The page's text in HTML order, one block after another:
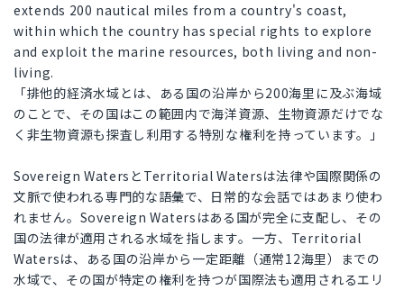
extends 200 nautical miles from a country's coast,
within which the country has special rights to explore
and exploit the marine resources, both living and non-
living.
「排他的経済水域とは、ある国の沿岸から200海里に及ぶ海域
のことで、その国はこの範囲内で海洋資源、生物資源だけでな
く非生物資源も探査し利用する特別な権利を持っています。」
Sovereign WatersとTerritorial Watersは法律や国際関係の
文脈で使われる専門的な語彙で、日常的な会話ではあまり使わ
れません。Sovereign Watersはある国が完全に支配し、その
国の法律が適用される水域を指します。一方、Territorial
Watersは、ある国の沿岸から一定距離（通常12海里）までの
水域で、その国が特定の権利を持つが国際法も適用されるエリ